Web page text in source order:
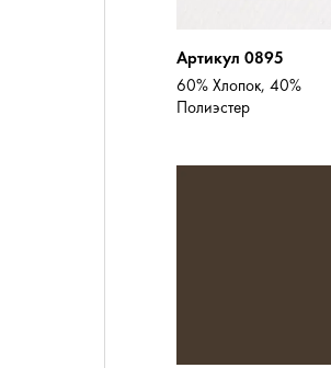
Артикул 0895
60% Хлопок, 40%
Полиэстер